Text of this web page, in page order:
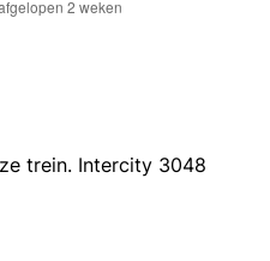
trein. Intercity 3048